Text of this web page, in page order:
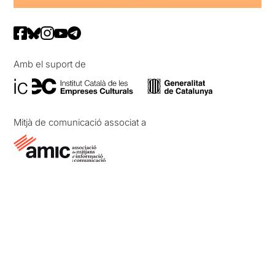
Amb el suport de
Mitjà de comunicació associat a